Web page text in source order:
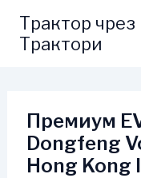
content
Трактор
Трактори
Премиум
Dongfeng
Hong Kong